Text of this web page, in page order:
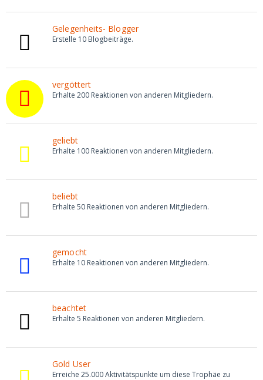
Gelegenheits- Blogger
Erstelle 10 Blogbeiträge.
vergöttert
Erhalte 200 Reaktionen von anderen Mitgliedern.
geliebt
Erhalte 100 Reaktionen von anderen Mitgliedern.
beliebt
Erhalte 50 Reaktionen von anderen Mitgliedern.
gemocht
Erhalte 10 Reaktionen von anderen Mitgliedern.
beachtet
Erhalte 5 Reaktionen von anderen Mitgliedern.
Gold User
Erreiche 25.000 Aktivitätspunkte um diese Trophäe zu